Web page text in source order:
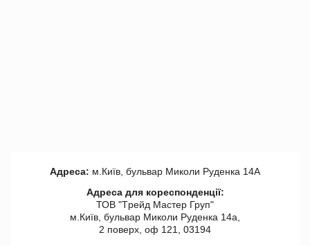
Адреса: м.Київ, бульвар Миколи Руденка 14А
Адреса для кореспонденції:
ТОВ "Tрейд Мастер Груп"
м.Київ, бульвар Миколи Руденка 14а,
2 поверх, оф 121, 03194